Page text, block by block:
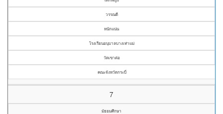
วรรณดี
หนักแน่น
โรงเรียนอนุบาลบางเท่าแม่
วัดเขาต่อ
คณะจังหวัดกระบี่
7
มัธยมศึกษา